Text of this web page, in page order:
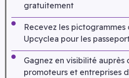
gratuitement
Recevez les
Upcyclea pour les
Gagnez en visibilité auprès
promoteurs et entreprises